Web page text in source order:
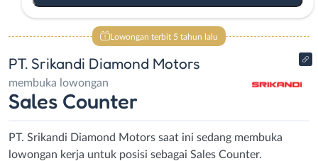
Lowongan terbit 5 tahun lalu
PT. Srikandi Diamond Motors
membuka lowongan
Sales Counter
PT. Srikandi Diamond Motors saat ini sedang membuka
lowongan kerja untuk posisi sebagai Sales Counter.